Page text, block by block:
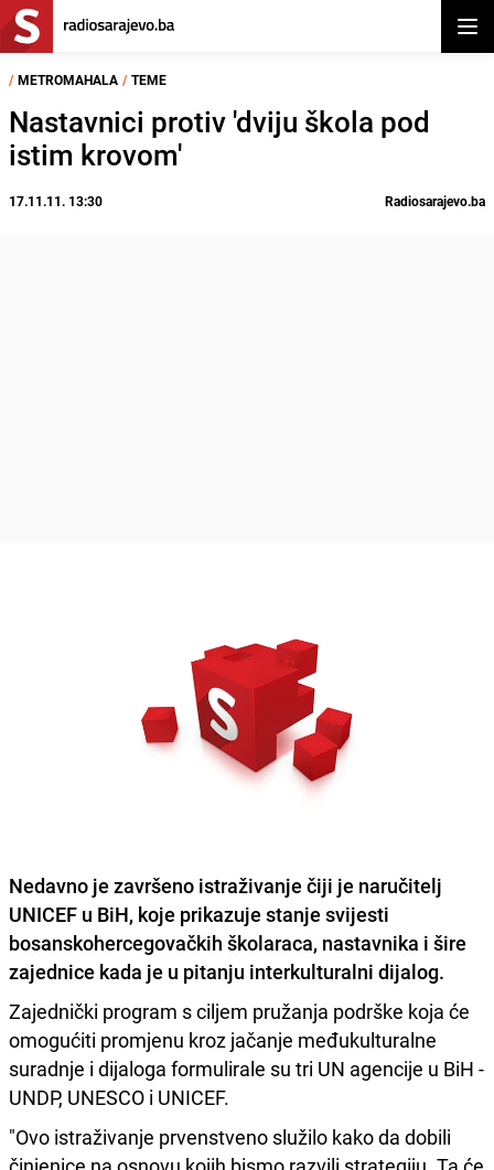
/ METROMAHALA / TEME
Nastavnici protiv 'dviju škola pod
istim krovom'
17.11.11. 13:30 Radiosarajevo.ba
Nedavno je završeno istraživanje čiji je naručitelj
UNICEF u BiH, koje prikazuje stanje svijesti
bosanskohercegovačkih školaraca, nastavnika i šire
zajednice kada je u pitanju interkulturalni dijalog.
Zajednički program s ciljem pružanja podrške koja će
omogućiti promjenu kroz jačanje međukulturalne
suradnje i dijaloga formulirale su tri UN agencije u BiH -
UNDP, UNESCO i UNICEF.
"Ovo istraživanje prvenstveno služilo kako da dobili